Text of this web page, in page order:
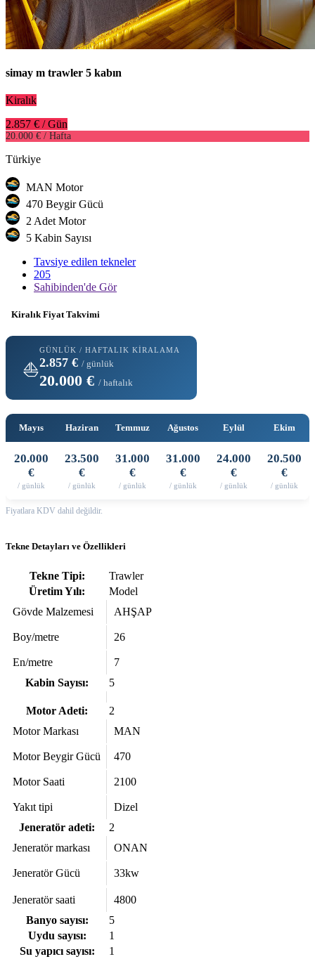
simay m trawler 5 kabın
Kiralık
2.857 € / Gün
20.000 € / Hafta
Türkiye
MAN Motor
470 Beygir Gücü
2 Adet Motor
5 Kabin Sayısı
Tavsiye edilen tekneler
205
Sahibinden'de Gör
Kiralık Fiyat Takvimi
⛵
GÜNLÜK / HAFTALIK KIRALAMA
2.857 € / günlük
20.000 € / haftalık
Mayıs Haziran Temmuz Ağustos Eylül Ekim
20.000
€
/ günlük
23.500
€
/ günlük
31.000
€
/ günlük
31.000
€
/ günlük
24.000
€
/ günlük
20.500
€
/ günlük
Fiyatlara KDV dahil değildir.
Tekne Detayları ve Özellikleri
Tekne Tipi:
Trawler
Üretim Yılı:
Model
Gövde Malzemesi
AHŞAP
Boy/metre 26
En/metre
7
Kabin Sayısı:
5
Motor Adeti:
2
Motor Markası
MAN
Motor Beygir Gücü 470
Motor Saati 2100
Yakıt tipi
Dizel
Jeneratör adeti:
2
Jeneratör markası
ONAN
Jeneratör Gücü 33kw
Jeneratör saati
4800
Banyo sayısı:
5
Uydu sayısı:
1
Su yapıcı sayısı:
1